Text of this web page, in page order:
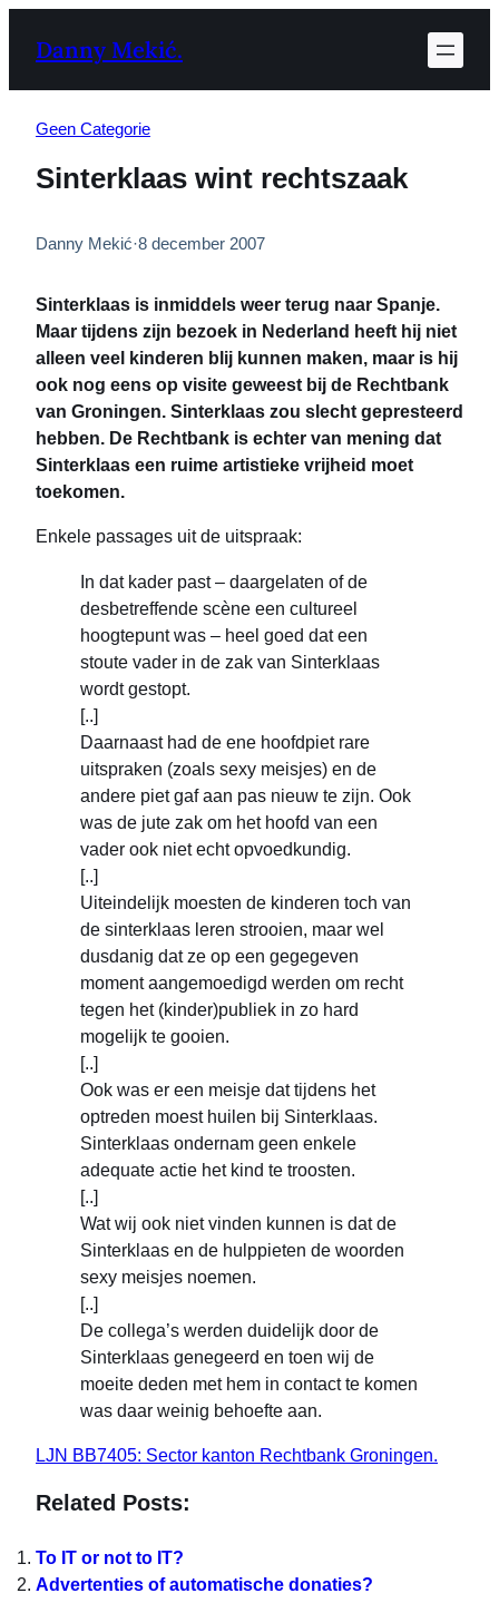
naarDanny Mekić.
Geen Categorie
Sinterklaas wint rechtszaak
Danny Mekić·8 december 2007
Sinterklaas is inmiddels weer terug naar Spanje.
Maar tijdens zijn bezoek in Nederland heeft hij niet
alleen veel kinderen blij kunnen maken, maar is hij
ook nog eens op visite geweest bij de Rechtbank
van Groningen. Sinterklaas zou slecht gepresteerd
hebben. De Rechtbank is echter van mening dat
Sinterklaas een ruime artistieke vrijheid moet
toekomen.
Enkele passages uit de uitspraak:
In dat kader past – daargelaten of de
desbetreffende scène een cultureel
hoogtepunt was – heel goed dat een
stoute vader in de zak van Sinterklaas
wordt gestopt.
[..]
Daarnaast had de ene hoofdpiet rare
uitspraken (zoals sexy meisjes) en de
andere piet gaf aan pas nieuw te zijn. Ook
was de jute zak om het hoofd van een
vader ook niet echt opvoedkundig.
[..]
Uiteindelijk moesten de kinderen toch van
de sinterklaas leren strooien, maar wel
dusdanig dat ze op een gegegeven
moment aangemoedigd werden om recht
tegen het (kinder)publiek in zo hard
mogelijk te gooien.
[..]
Ook was er een meisje dat tijdens het
optreden moest huilen bij Sinterklaas.
Sinterklaas ondernam geen enkele
adequate actie het kind te troosten.
[..]
Wat wij ook niet vinden kunnen is dat de
Sinterklaas en de hulppieten de woorden
sexy meisjes noemen.
[..]
De collega’s werden duidelijk door de
Sinterklaas genegeerd en toen wij de
moeite deden met hem in contact te komen
was daar weinig behoefte aan.
LJN BB7405: Sector kanton Rechtbank Groningen.
Related Posts:
To IT or not to IT?
Advertenties of automatische donaties?